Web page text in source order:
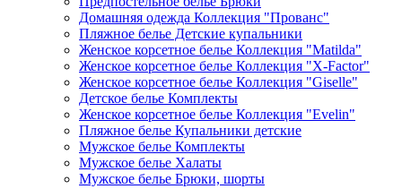
Домашняя одежда Коллекция "Прованс"
Пляжное белье Детские купальники
Женское корсетное белье Коллекция "Matilda"
Женское корсетное белье Коллекция "X-Factor"
Женское корсетное белье Коллекция "Giselle"
Детское белье Комплекты
Женское корсетное белье Коллекция "Evelin"
Пляжное белье Купальники детские
Мужское белье Комплекты
Мужское белье Халаты
Мужское белье Брюки, шорты